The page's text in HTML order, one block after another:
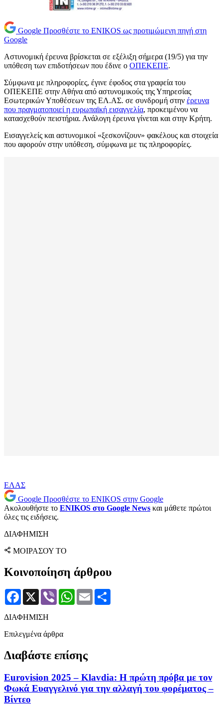
Google Προσθέστε το ENIKOS ως προτιμώμενη πηγή στη
Google
Αστυνομική έρευνα βρίσκεται σε εξέλιξη σήμερα (19/5) για την
υπόθεση των επιδοτήσεων που έδινε ο ΟΠΕΚΕΠΕ.
Σύμφωνα με πληροφορίες, έγινε έφοδος στα γραφεία του
ΟΠΕΚΕΠΕ στην Αθήνα από αστυνομικούς της Υπηρεσίας
Εσωτερικών Υποθέσεων της ΕΛ.ΑΣ. σε συνδρομή στην έρευνα
που πραγματοποιεί η ευρωπαϊκή εισαγγελία, προκειμένου να
κατασχεθούν πειστήρια. Ανάλογη έρευνα γίνεται και στην Κρήτη.
Εισαγγελείς και αστυνομικοί «ξεσκονίζουν» φακέλους και στοιχεία
που αφορούν στην υπόθεση, σύμφωνα με τις πληροφορίες.
ΕΛΑΣ
Google Προσθέστε το ENIKOS στην Google
Ακολουθήστε το ENIKOS στο Google News και μάθετε πρώτοι
όλες τις ειδήσεις.
ΔΙΑΦΗΜΙΣΗ
ΜΟΙΡΑΣΟΥ ΤΟ
Κοινοποίηση άρθρου
Facebook
X Viber WhatsApp
Email
ΔΙΑΦΗΜΙΣΗ
Επιλεγμένα άρθρα
Διαβάστε επίσης
Eurovision 2025 – Klavdia: Η πρώτη πρόβα με τον
Φωκά Ευαγγελινό για την αλλαγή του φορέματος –
Βίντεο